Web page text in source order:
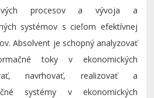
procesov a vývoja a
systémov s cieľom efektívnej
Absolvent je schopný analyzovať
toky v ekonomických
navrhovať, realizovať a
systémy v ekonomických